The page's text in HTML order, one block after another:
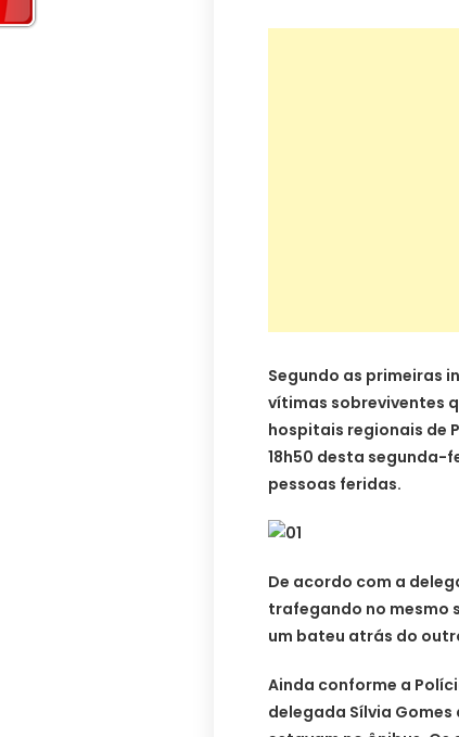
Segundo as primeiras
vítimas sobreviventes
hospitais regionais de
18h50 desta segunda-
pessoas feridas.
De acordo com a
trafegando no mesmo
um bateu atrás do
Ainda conforme a
delegada Sílvia